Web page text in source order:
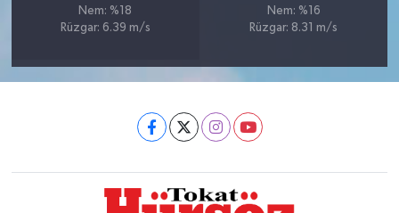
Nem: %18
Rüzgar: 6.39 m/s
Nem: %16
Rüzgar: 8.31 m/s